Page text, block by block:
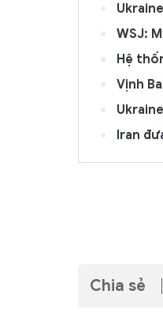
WSJ:
Hệ
Vịnh
Iran
Chia sẻ